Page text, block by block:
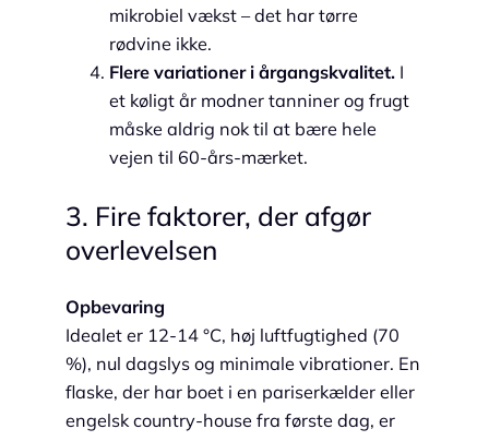
mikrobiel vækst – det har tørre
rødvine ikke.
Flere variationer i årgangskvalitet. I
et køligt år modner tanniner og frugt
måske aldrig nok til at bære hele
vejen til 60-års-mærket.
3. Fire faktorer, der afgør
overlevelsen
Opbevaring
Idealet er 12-14 °C, høj luftfugtighed (70
%), nul dagslys og minimale vibrationer. En
flaske, der har boet i en pariserkælder eller
engelsk country-house fra første dag, er